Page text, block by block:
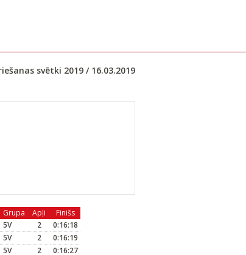
svētki 2019 / 16.03.2019
Grupa Apļi
Finišs
5V 2
0:16:18
5V 2
0:16:19
5V 2
0:16:27